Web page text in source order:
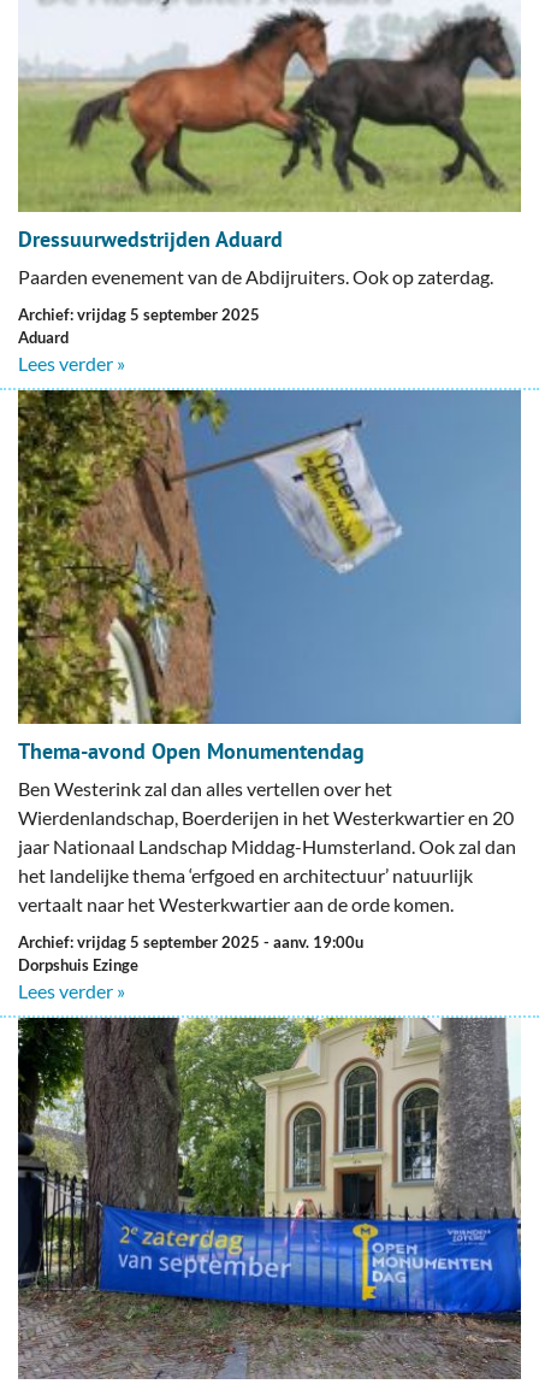
Dressuurwedstrijden Aduard
Paarden evenement van de Abdijruiters. Ook op zaterdag.
Archief: vrijdag 5 september 2025
Aduard
Lees verder »
Thema-avond Open Monumentendag
Ben Westerink zal dan alles vertellen over het
Wierdenlandschap, Boerderijen in het Westerkwartier en 20
jaar Nationaal Landschap Middag-Humsterland. Ook zal dan
het landelijke thema ‘erfgoed en architectuur’ natuurlijk
vertaalt naar het Westerkwartier aan de orde komen.
Archief: vrijdag 5 september 2025 - aanv. 19:00u
Dorpshuis Ezinge
Lees verder »